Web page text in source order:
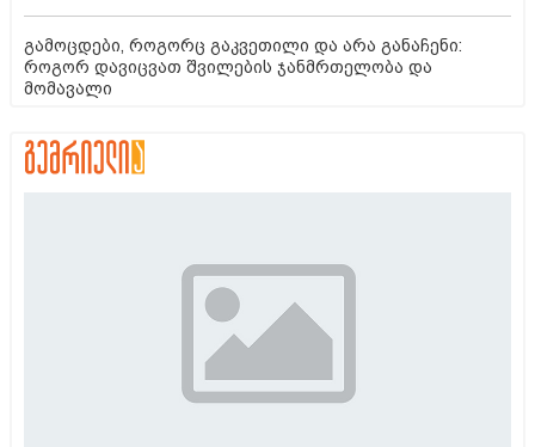
გამოცდები, როგორც გაკვეთილი და არა განაჩენი:
როგორ დავიცვათ შვილების ჯანმრთელობა და
მომავალი